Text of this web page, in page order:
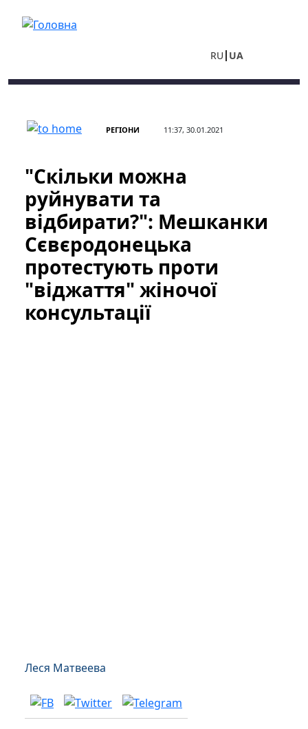
RU UA
РЕГІОНИ 11:37, 30.01.2021
"Скільки можна
руйнувати та
відбирати?": Мешканки
Сєвєродонецька
протестують проти
"віджаття" жіночої
консультації
Леся Матвеева